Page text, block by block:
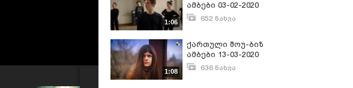
1:06
ამბები 03-02-2020
652 ნახვა
1:08
ქართული შოუ-ბიზ
ამბები 13-03-2020
636 ნახვა